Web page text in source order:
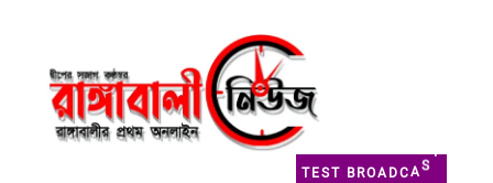
TEST BROADCAS